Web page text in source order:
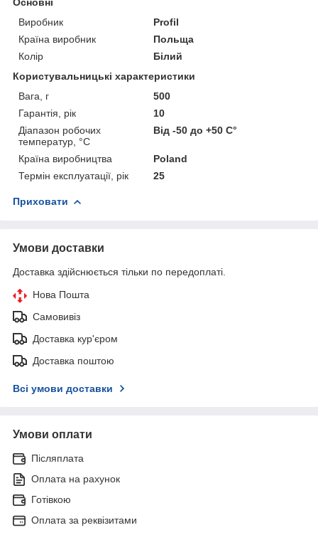
Виробник
Profil
Країна виробник
Польща
Колір
Білий
Користувальницькі характеристики
Вага, г
500
Гарантія, рік
10
Діапазон робочих
температур, °С
Від -50 до +50 С°
Країна виробництва
Poland
Термін експлуатації, рік
25
Приховати
Умови доставки
Доставка здійснюється тільки по передоплаті.
Нова Пошта
Самовивіз
Доставка кур'єром
Доставка поштою
Всі умови доставки
Умови оплати
Післяплата
Оплата на рахунок
Готівкою
Оплата за реквізитами